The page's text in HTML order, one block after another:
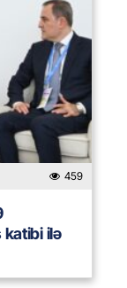
459
katibi ilə